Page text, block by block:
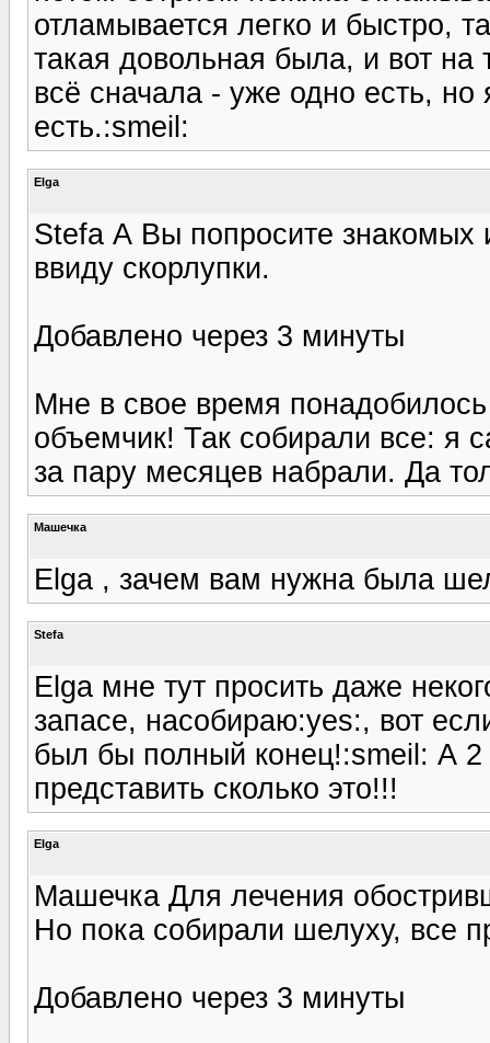
отламывается легко и быстро,
такая довольная была, и вот
всё сначала - уже одно есть,
есть.:smeil:
Elga
Stefa А Вы попросите
ввиду скорлупки.
Добавлено через 3 минуты
Мне в свое время
объемчик! Так собирали все: я
за пару месяцев набрали. Да
Машечка
Elga , зачем вам нужна была
Stefa
Elga мне тут просить даже
запасе, насобираю:yes:, вот
был бы полный конец!:smeil: А 2
представить сколько это!!!
Elga
Машечка Для лечения
Но пока собирали шелуху, все
Добавлено через 3 минуты